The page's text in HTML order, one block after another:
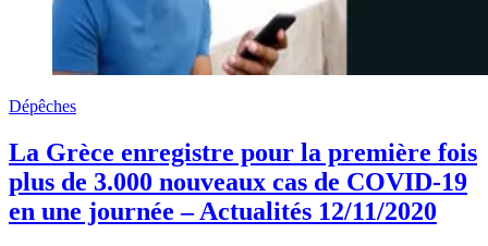
Dépêches
La Grèce enregistre pour la première fois
plus de 3.000 nouveaux cas de COVID-19
en une journée – Actualités 12/11/2020